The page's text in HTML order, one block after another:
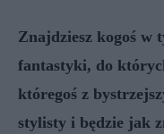
Znajdziesz kogoś w
fantastyki, do
któregoś z
stylisty i będzie jak